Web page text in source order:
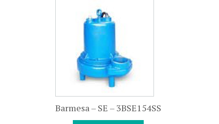
Barmesa – SE – 3BSE154SS